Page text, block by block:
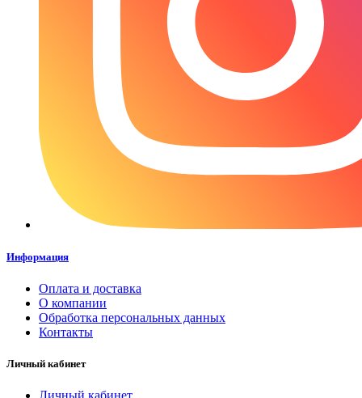
Информация
Оплата и доставка
О компании
Обработка персональных данных
Контакты
Личный кабинет